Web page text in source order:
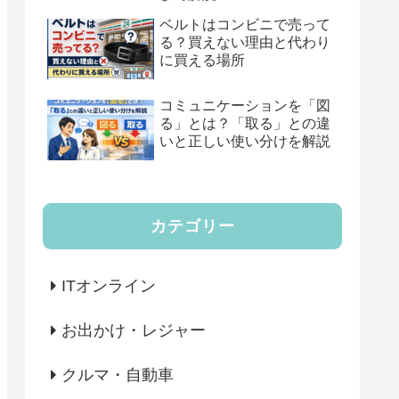
ベルトはコンビニで売って
る？買えない理由と代わり
に買える場所
コミュニケーションを「図
る」とは？「取る」との違
いと正しい使い分けを解説
カテゴリー
ITオンライン
お出かけ・レジャー
クルマ・自動車